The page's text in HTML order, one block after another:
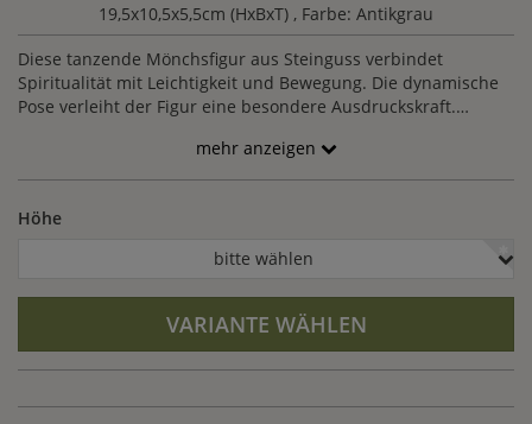
19,5x10,5x5,5cm (HxBxT) , Farbe: Antikgrau
Diese tanzende Mönchsfigur aus Steinguss verbindet
Spiritualität mit Leichtigkeit und Bewegung. Die dynamische
Pose verleiht der Figur eine besondere Ausdruckskraft.
im Außenbereich. Eine außergewöhnliche asiatische
Gartenfigur mit lebendigem Charakter.
mehr anzeigen
Höhe
bitte wählen
VARIANTE WÄHLEN